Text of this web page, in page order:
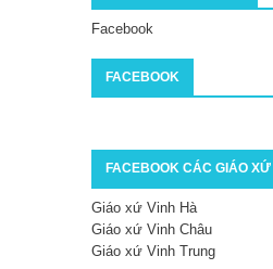
Facebook
FACEBOOK
FACEBOOK CÁC GIÁO XỨ
Giáo xứ Vinh Hà
Giáo xứ Vinh Châu
Giáo xứ Vinh Trung